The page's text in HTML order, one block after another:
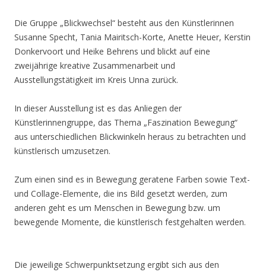
Die Gruppe „Blickwechsel“ besteht aus den Künstlerinnen
Susanne Specht, Tania Mairitsch-Korte, Anette Heuer, Kerstin
Donkervoort und Heike Behrens und blickt auf eine
zweijährige kreative Zusammenarbeit und
Ausstellungstätigkeit im Kreis Unna zurück.
In dieser Ausstellung ist es das Anliegen der
Künstlerinnengruppe, das Thema „Faszination Bewegung“
aus unterschiedlichen Blickwinkeln heraus zu betrachten und
künstlerisch umzusetzen.
Zum einen sind es in Bewegung geratene Farben sowie Text-
und Collage-Elemente, die ins Bild gesetzt werden, zum
anderen geht es um Menschen in Bewegung bzw. um
bewegende Momente, die künstlerisch festgehalten werden.
Die jeweilige Schwerpunktsetzung ergibt sich aus den